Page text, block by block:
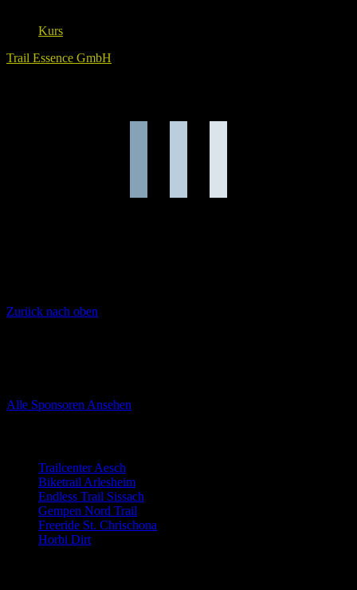
Kurs
Trail Essence GmbH
Zurück nach oben
Alle Sponsoren Ansehen
Trailcenter Aesch
Biketrail Arlesheim
Endless Trail Sissach
Gempen Nord Trail
Freeride St. Chrischona
Horbi Dirt